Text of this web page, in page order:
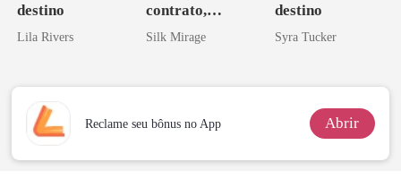
destino
Lila Rivers
contrato,
obsessão eterna
Silk Mirage
destino
Syra Tucker
Reclame seu bônus no App Abrir